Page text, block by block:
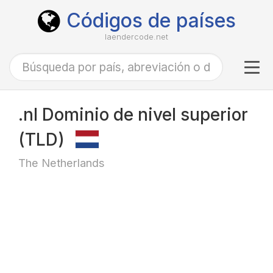
Códigos de países
laendercode.net
.nl Dominio de nivel superior
(TLD)
The Netherlands